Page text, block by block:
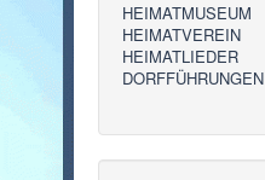
HEIMATMUSEUM
HEIMATVEREIN
HEIMATLIEDER
DORFFÜHRUNGEN